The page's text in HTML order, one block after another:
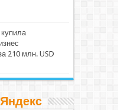
210 млн. USD